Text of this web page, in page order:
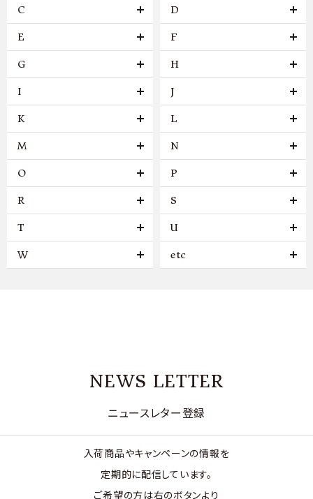
C D
E F
G H
I J
K L
M N
O P
R S
T U
W etc
NEWS LETTER
ニュースレター登録
入荷商品やキャンペーンの情報を
定期的に配信しています。
ご希望の方は右のボタンより